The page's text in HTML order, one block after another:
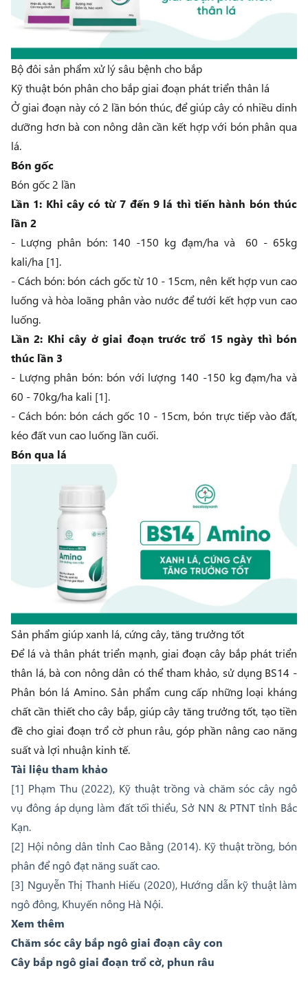
Bộ đôi sản phẩm xử lý sâu bệnh cho bắp
Kỹ thuật bón phân cho bắp giai đoạn phát triển thân lá
Ở giai đoạn này có 2 lần bón thúc, để giúp cây có nhiều dinh
dưỡng hơn bà con nông dân cần kết hợp với bón phân qua
lá.
Bón gốc
Bón gốc 2 lần
Lần 1: Khi cây có từ 7 đến 9 lá thì tiến hành bón thúc
lần 2
- Lượng phân bón: 140 -150 kg đạm/ha và 60 - 65kg
kali/ha [1].
- Cách bón: bón cách gốc từ 10 - 15cm, nên kết hợp vun cao
luống và hòa loãng phân vào nước để tưới kết hợp vun cao
luống.
Lần 2: Khi cây ở giai đoạn trước trổ 15 ngày thì bón
thúc lần 3
- Lượng phân bón: bón với lượng 140 -150 kg đạm/ha và
60 - 70kg/ha kali [1].
- Cách bón: bón cách gốc 10 - 15cm, bón trực tiếp vào đất,
kéo đất vun cao luống lần cuối.
Bón qua lá
Sản phẩm giúp xanh lá, cứng cây, tăng trưởng tốt
Để lá và thân phát triển mạnh, giai đoạn cây bắp phát triển
thân lá, bà con nông dân có thể tham khảo, sử dụng BS14 -
Phân bón lá Amino. Sản phẩm cung cấp những loại kháng
chất cần thiết cho cây bắp, giúp cây tăng trưởng tốt, tạo tiền
đề cho giai đoạn trổ cờ phun râu, góp phần nâng cao năng
suất và lợi nhuận kinh tế.
Tài liệu tham khảo
[1] Phạm Thu (2022), Kỹ thuật trồng và chăm sóc cây ngô
vụ đông áp dụng làm đất tối thiểu, Sở NN & PTNT tỉnh Bắc
Kạn.
[2] Hội nông dân tỉnh Cao Bằng (2014). Kỹ thuật trồng, bón
phân để ngô đạt năng suất cao.
[3] Nguyễn Thị Thanh Hiếu (2020), Hướng dẫn kỹ thuật làm
ngô đông, Khuyến nông Hà Nội.
Xem thêm
Chăm sóc cây bắp ngô giai đoạn cây con
Cây bắp ngô giai đoạn trổ cờ, phun râu